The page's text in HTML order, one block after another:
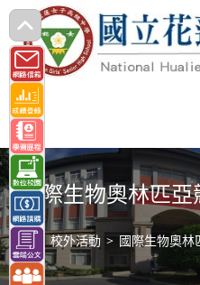
跳
轉
至
主
要
內
容 國際生物奧林匹亞
> 校外活動 > 國際生物奧林